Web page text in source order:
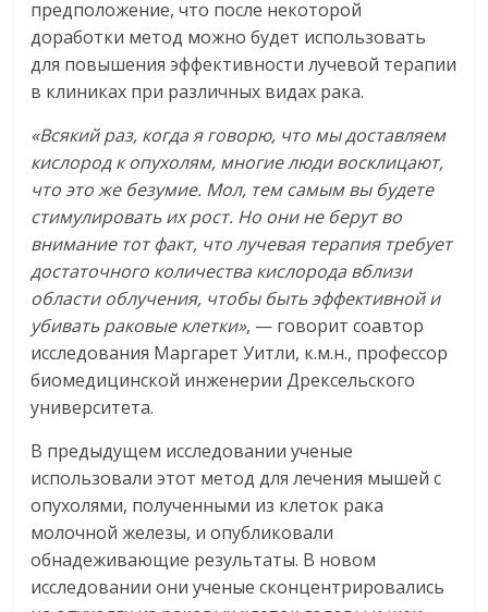
предположение, что после некоторой
доработки метод можно будет использовать
для повышения эффективности лучевой терапии
в клиниках при различных видах рака.
«Всякий раз, когда я говорю, что мы доставляем
кислород к опухолям, многие люди восклицают,
что это же безумие. Мол, тем самым вы будете
стимулировать их рост. Но они не берут во
внимание тот факт, что лучевая терапия требует
достаточного количества кислорода вблизи
области облучения, чтобы быть эффективной и
убивать раковые клетки», — говорит соавтор
исследования Маргарет Уитли, к.м.н., профессор
биомедицинской инженерии Дрексельского
университета.
В предыдущем исследовании ученые
использовали этот метод для лечения мышей с
опухолями, полученными из клеток рака
молочной железы, и опубликовали
обнадеживающие результаты. В новом
исследовании они ученые сконцентрировались